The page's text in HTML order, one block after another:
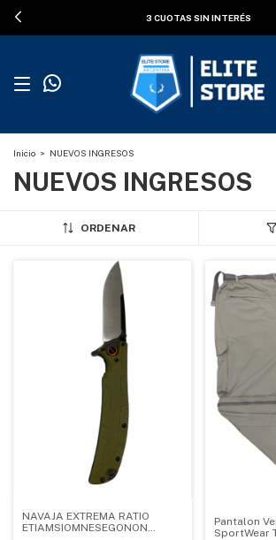
3 CUOTAS SIN INTERÉS
Inicio > NUEVOS INGRESOS
NUEVOS INGRESOS
ORDENAR
NAVAJA EXTREMA RATIO
ETIAMSIOMNESEGONON
Pantalon
SportWear